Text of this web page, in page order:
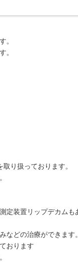
。
。
り扱っております。
定装置リップデカムも
などの治療ができます。
おります